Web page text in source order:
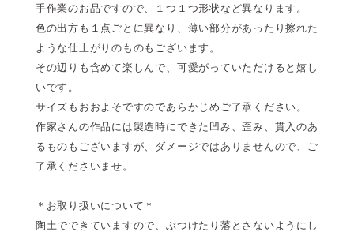
手作業のお品ですので、１つ１つ形状など異なります。
色の出方も１点ごとに異なり、薄い部分があったり擦れた
ような仕上がりのものもございます。
その辺りも含めて楽しんで、可愛がっていただけると嬉し
いです。
サイズもおおよそですのであらかじめご了承ください。
作家さんの作品には製造時にできた凹み、歪み、貫入のあ
るものもございますが、ダメージではありませんので、ご
了承くださいませ。
＊お取り扱いについて＊
陶土でできていますので、ぶつけたり落とさないようにし